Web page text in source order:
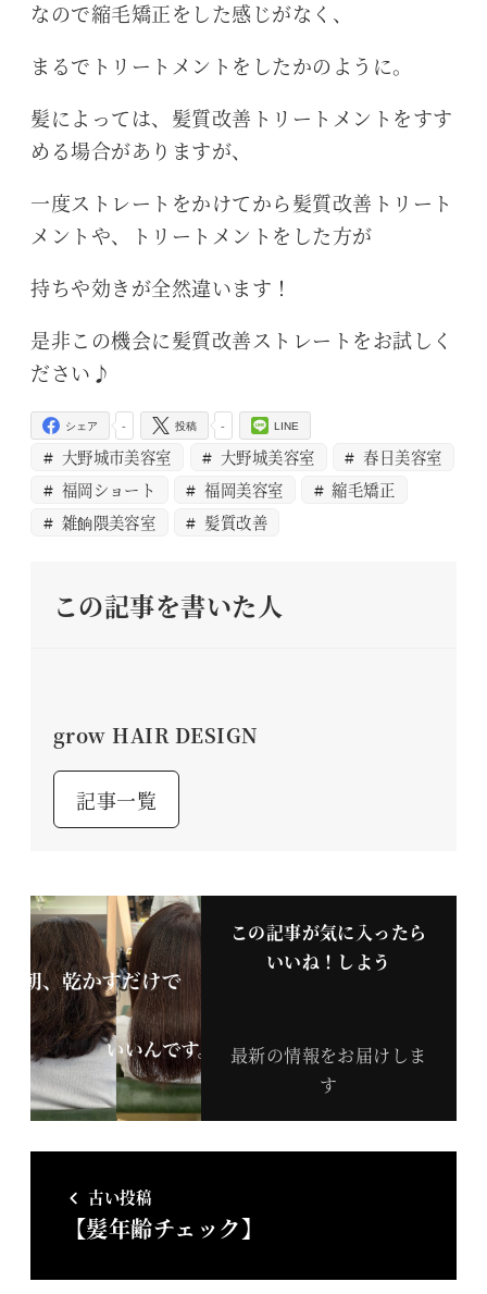
なので縮毛矯正をした感じがなく、
まるでトリートメントをしたかのように。
髪によっては、髪質改善トリートメントをすす
める場合がありますが、
一度ストレートをかけてから髪質改善トリート
メントや、トリートメントをした方が
持ちや効きが全然違います！
是非この機会に髪質改善ストレートをお試しく
ださい♪
-
シェア -
投稿 LINE
大野城市美容室 大野城美容室
春日美容室
福岡ショート
福岡美容室
縮毛矯正
雑餉隈美容室
髪質改善
この記事を書いた人
grow HAIR DESIGN
記事一覧
この記事が気に入ったら
いいね！しよう
最新の情報をお届けしま
す
古い投稿
【髪年齢チェック】